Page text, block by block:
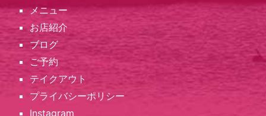
メニュー
お店紹介
ブログ
ご予約
テイクアウト
プライバシーポリシー
Instagram